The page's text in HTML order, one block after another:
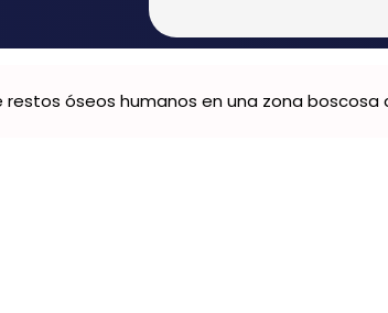
óseos humanos en una zona boscosa